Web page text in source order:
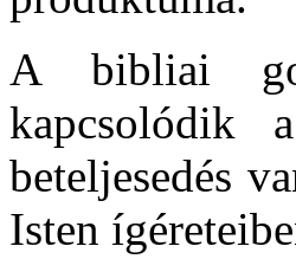
A bibliai
kapcsolódik
beteljesedés
Isten